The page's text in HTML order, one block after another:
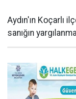
Aydın'ın Koçarlı
sanığın